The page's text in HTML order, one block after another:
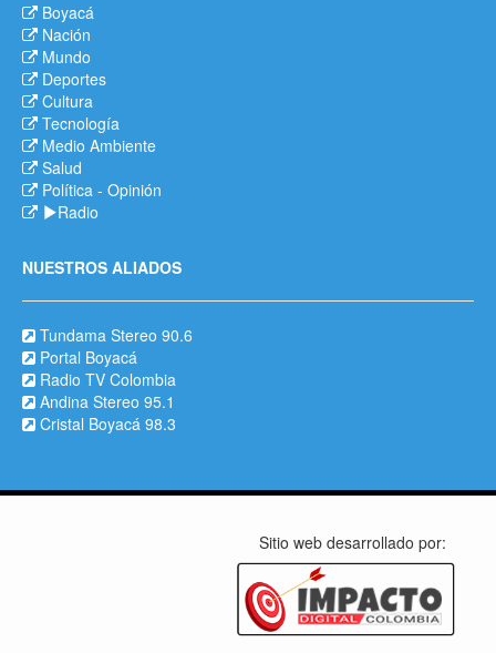
Boyacá
Nación
Mundo
Deportes
Cultura
Tecnología
Medio Ambiente
Salud
Política - Opinión
Radio
NUESTROS ALIADOS
Tundama Stereo 90.6
Portal Boyacá
Radio TV Colombia
Andina Stereo 95.1
Cristal Boyacá 98.3
Sitio web desarrollado por: